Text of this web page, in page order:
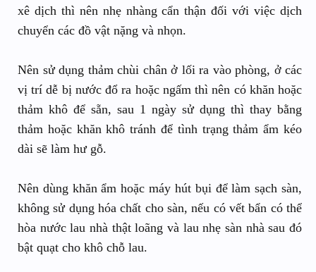
xê dịch thì nên nhẹ nhàng cẩn thận đối với việc dịch
chuyển các đồ vật nặng và nhọn.
Nên sử dụng thảm chùi chân ở lối ra vào phòng, ở các
vị trí dễ bị nước đổ ra hoặc ngấm thì nên có khăn hoặc
thảm khô để sẵn, sau 1 ngày sử dụng thì thay bằng
thảm hoặc khăn khô tránh để tình trạng thảm ẩm kéo
dài sẽ làm hư gỗ.
Nên dùng khăn ẩm hoặc máy hút bụi để làm sạch sàn,
không sử dụng hóa chất cho sàn, nếu có vết bẩn có thể
hòa nước lau nhà thật loãng và lau nhẹ sàn nhà sau đó
bật quạt cho khô chỗ lau.